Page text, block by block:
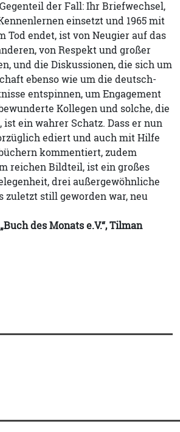
der Fall: Ihr Briefwechsel,
einsetzt und 1965 mit
Tod endet, ist von Neugier auf das
von Respekt und großer
und die Diskussionen, die sich um
ebenso wie um die deutsch-
entspinnen, um Engagement
Kollegen und solche, die
ein wahrer Schatz. Dass er nun
ediert und auch mit Hilfe
kommentiert, zudem
reichen Bildteil, ist ein großes
drei außergewöhnliche
zuletzt still geworden war, neu
des Monats e.V.“, Tilman